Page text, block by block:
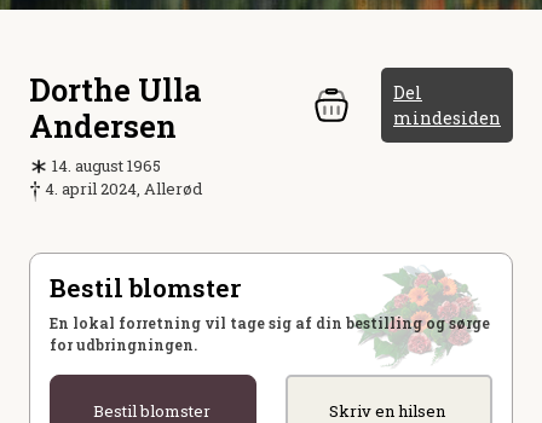
Dorthe Ulla
Andersen
Del
mindesiden
14. august 1965
4. april 2024, Allerød
Bestil blomster
En lokal forretning vil tage sig af din bestilling og sørge
for udbringningen.
Bestil blomster
Skriv en hilsen